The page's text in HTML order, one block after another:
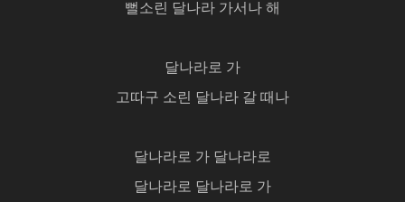
뻘소린 달나라 가서나 해
달나라로 가
고따구 소린 달나라 갈 때나
달나라로 가 달나라로
달나라로 달나라로 가